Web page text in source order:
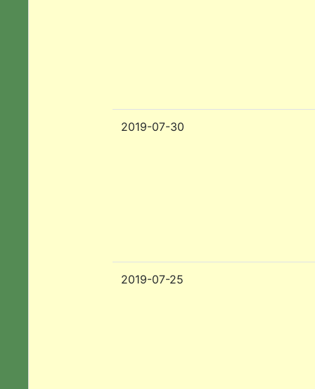
2019-07-30
2019-07-25